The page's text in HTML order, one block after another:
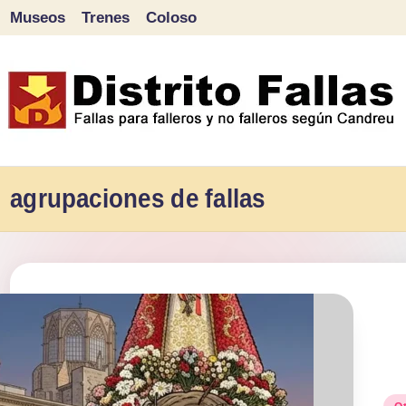
contenido
Museos Trenes Coloso
agrupaciones de fallas